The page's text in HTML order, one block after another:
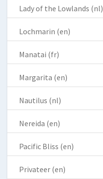
Lady of the Lowlands (nl)
Lochmarin (en)
Manatai (fr)
Margarita (en)
Nautilus (nl)
Nereida (en)
Pacific Bliss (en)
Privateer (en)